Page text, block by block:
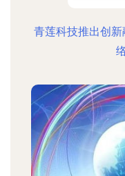
青莲科技推出创